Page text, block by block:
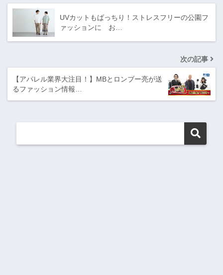
UVカットもばっちり！ストレスフリーの公園フ
ァッションに​ お…
次の記事
【アパレル業界大注目！】MBとロンブー亮が送
るファッション情報…